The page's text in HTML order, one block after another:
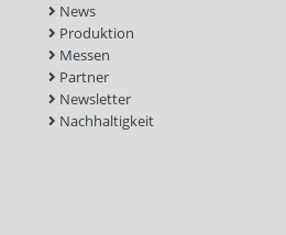
News
Produktion
Messen
Partner
Newsletter
Nachhaltigkeit